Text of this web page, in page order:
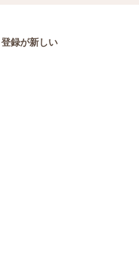
登録が新しい